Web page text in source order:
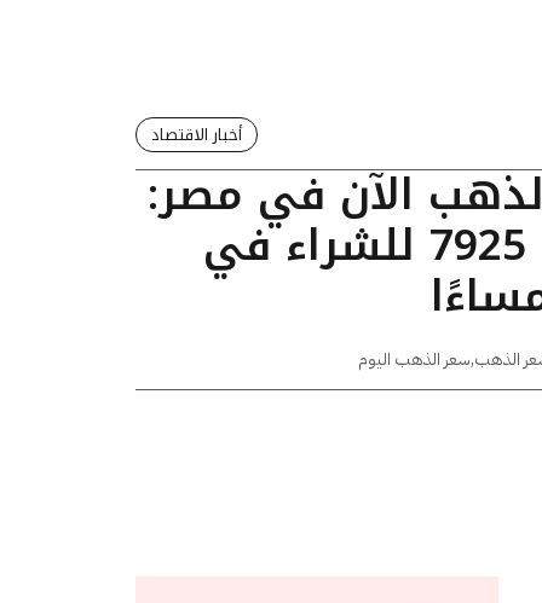
أخبار الاقتصاد
الآن في مصر:
عيار 24 يسجل 7925 للشراء في
الذهب,سعر الذهب اليوم